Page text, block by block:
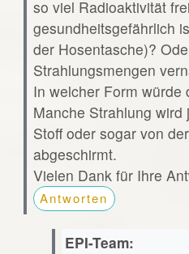
so viel Radioaktivität
gesundheitsgefährlich
der Hosentasche)?
Strahlungsmengen
In welcher Form würde
Manche Strahlung
Stoff oder sogar von
abgeschirmt.
Vielen Dank für Ihre
Antworten
EPI-Team: